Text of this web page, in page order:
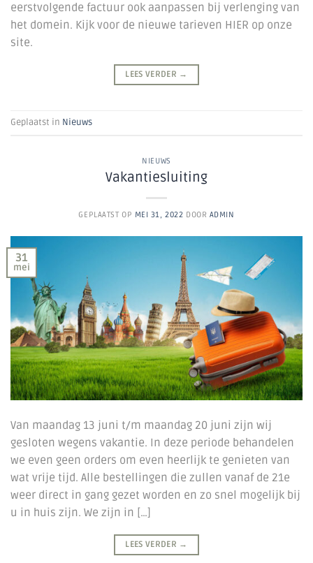
eerstvolgende factuur ook aanpassen bij verlenging van
het domein. Kijk voor de nieuwe tarieven HIER op onze
site.
LEES VERDER →
Geplaatst in Nieuws
NIEUWS
Vakantiesluiting
GEPLAATST OP MEI 31, 2022 DOOR ADMIN
31
mei
Van maandag 13 juni t/m maandag 20 juni zijn wij
gesloten wegens vakantie. In deze periode behandelen
we even geen orders om even heerlijk te genieten van
wat vrije tijd. Alle bestellingen die zullen vanaf de 21e
weer direct in gang gezet worden en zo snel mogelijk bij
u in huis zijn. We zijn in […]
LEES VERDER →